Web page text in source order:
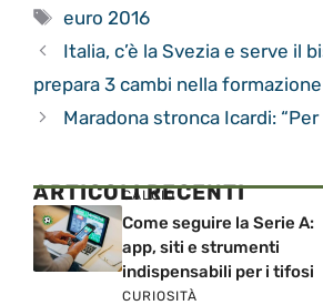
Tag
euro 2016
Italia, c’è la Svezia e serve il
prepara 3 cambi nella formazione
Maradona stronca Icardi:
ARTICOLI RECENTI
CALCIO
Come seguire la Serie A:
app, siti e strumenti
indispensabili per i tifosi
CURIOSITÀ